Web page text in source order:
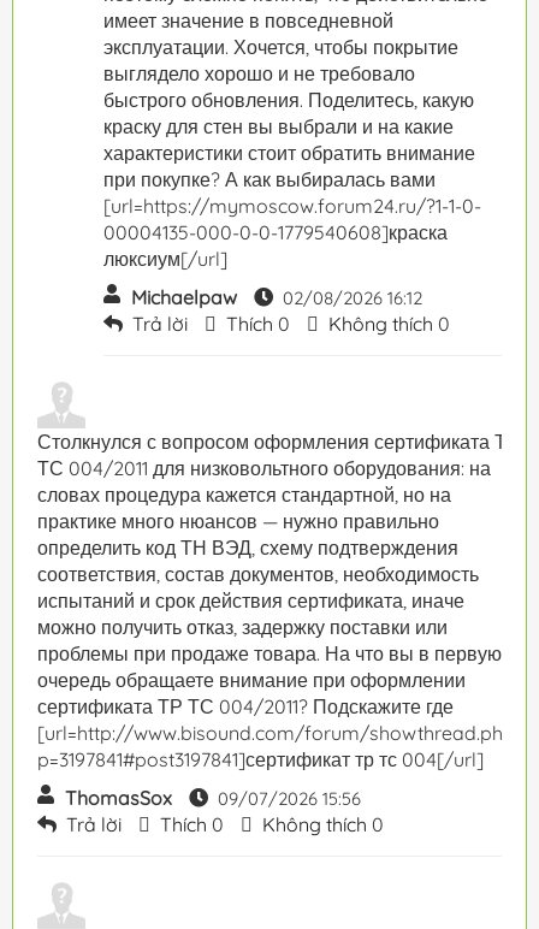
имеет значение в повседневной
эксплуатации. Хочется, чтобы покрытие
выглядело хорошо и не требовало
быстрого обновления. Поделитесь, какую
краску для стен вы выбрали и на какие
характеристики стоит обратить внимание
при покупке? А как выбиралась вами
[url=https://mymoscow.forum24.ru/?1-1-0-
00004135-000-0-0-1779540608]краска
люксиум[/url]
Michaelpaw
02/08/2026 16:12
Trả lời Thích 0 Không thích 0
Столкнулся с вопросом оформления сертификата ТР
ТС 004/2011 для низковольтного оборудования: на
словах процедура кажется стандартной, но на
практике много нюансов — нужно правильно
определить код ТН ВЭД, схему подтверждения
соответствия, состав документов, необходимость
испытаний и срок действия сертификата, иначе
можно получить отказ, задержку поставки или
проблемы при продаже товара. На что вы в первую
очередь обращаете внимание при оформлении
сертификата ТР ТС 004/2011? Подскажите где
[url=http://www.bisound.com/forum/showthread.php?
p=3197841#post3197841]сертификат тр тс 004[/url]
ThomasSox
09/07/2026 15:56
Trả lời Thích 0 Không thích 0